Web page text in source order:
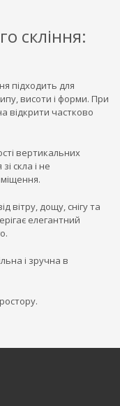
скління:
підходить для
висоти і форми. При
відкрити частково
вертикальних
скла і не
вітру, дощу, снігу та
елегантний
і зручна в